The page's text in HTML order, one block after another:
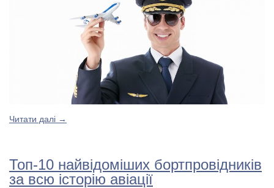
Читати далі →
Топ-10 найвідоміших бортпровідників
за всю історію авіації